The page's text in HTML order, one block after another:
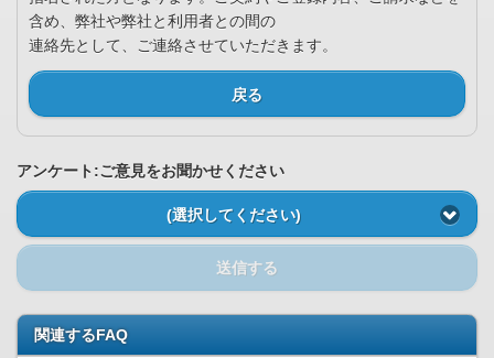
含め、弊社や弊社と利用者との間の
連絡先として、ご連絡させていただきます。
戻る
アンケート:ご意見をお聞かせください
(選択してください)
送信する
関連するFAQ